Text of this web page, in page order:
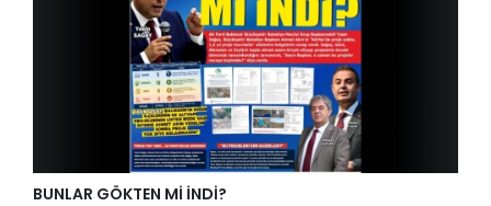
BUNLAR GÖKTEN Mİ İNDİ?